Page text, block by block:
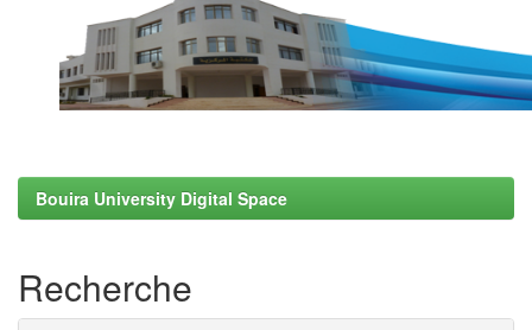
Bouira University Digital Space
Recherche